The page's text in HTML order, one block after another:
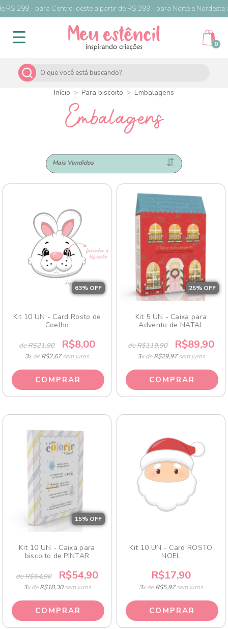
Centro-oeste a partir de R$ 399 - para Norte e Nordeste a partir de
0
Início > Para biscoito > Embalagens
Embalagens
63% OFF
Kit 10 UN - Card Rosto de
Coelho
de R$21,90 R$8,00
3x deR$2,67sem juros
25% OFF
Kit 5 UN - Caixa para
Advento de NATAL
de R$119,90 R$89,90
3x deR$29,97sem juros
15% OFF
Kit 10 UN - Caixa para
biscoito de PINTAR
de R$64,90 R$54,90
3x deR$18,30sem juros
Kit 10 UN - Card ROSTO
NOEL
R$17,90
3x deR$5,97sem juros